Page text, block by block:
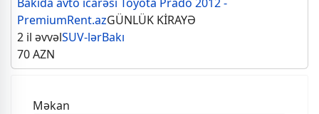
PremiumRent.azGÜNLÜK KİRAYƏ
2 il əvvəlSUV-lərBakı
70AZN
Məkan